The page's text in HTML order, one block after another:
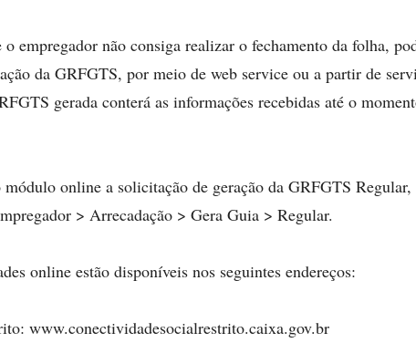
o empregador não consiga realizar o fechamento da folha,
da GRFGTS, por meio de web service ou a partir de
gerada conterá as informações recebidas até o
módulo online a solicitação de geração da GRFGTS
> Arrecadação > Gera Guia > Regular.
online estão disponíveis nos seguintes endereços:
www.conectividadesocialrestrito.caixa.gov.br